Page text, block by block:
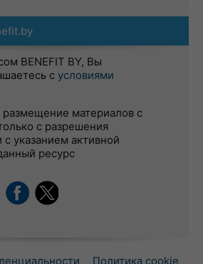
BENEFIT BY, Вы
с условиями
размещение материалов с
с разрешения
указанием активной
ресурс
Политика cookie